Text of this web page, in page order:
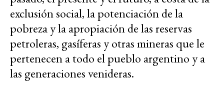
exclusión social, la potenciación de la
pobreza y la apropiación de las reservas
petroleras, gasíferas y otras mineras que le
pertenecen a todo el pueblo argentino y a
las generaciones venideras.